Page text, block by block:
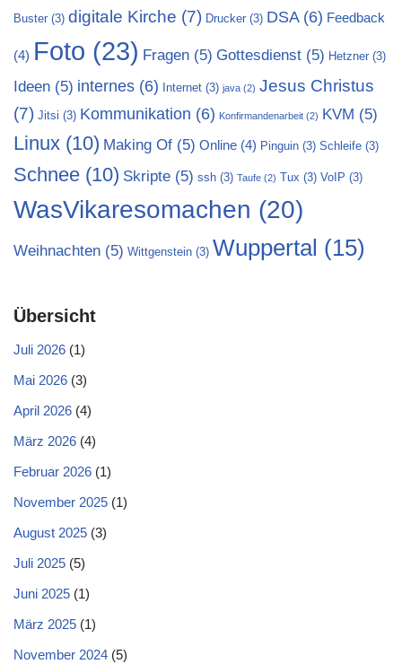
Buster (3) digitale Kirche (7) Drucker (3) DSA(6) Feedback
(4) Foto (23) Fragen (5) Gottesdienst (5) Hetzner (3)
Ideen (5) internes (6) Internet (3) java (2) Jesus Christus
(7) Jitsi (3) Kommunikation (6) Konfirmandenarbeit (2) KVM (5)
Linux (10) Making Of (5) Online (4) Pinguin (3) Schleife (3)
Schnee (10) Skripte (5) ssh (3) Taufe (2) Tux (3) VoIP (3)
WasVikaresomachen (20)
Weihnachten (5) Wittgenstein (3) Wuppertal (15)
Übersicht
Juli 2026 (1)
Mai 2026 (3)
April 2026 (4)
März 2026 (4)
Februar 2026 (1)
November 2025 (1)
August 2025 (3)
Juli 2025 (5)
Juni 2025 (1)
März 2025 (1)
November 2024 (5)